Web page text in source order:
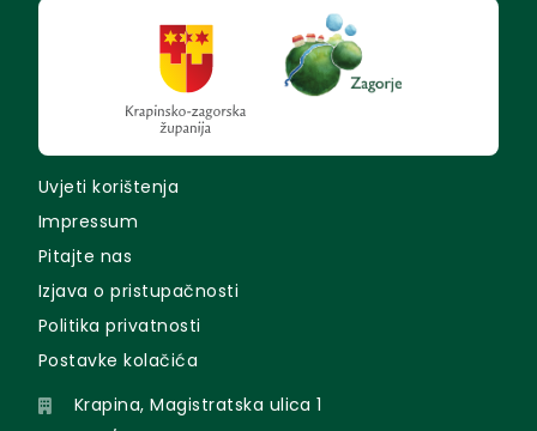
Uvjeti korištenja
Impressum
Pitajte nas
Izjava o pristupačnosti
Politika privatnosti
Postavke kolačića
Krapina, Magistratska ulica 1